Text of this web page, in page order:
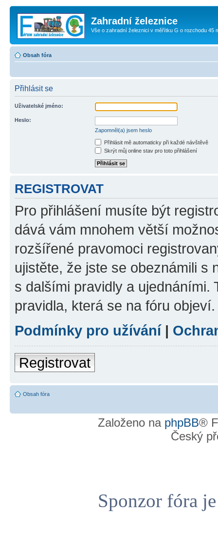
Zahradní železnice
Vše o zahradní železnici v měřítku G o rozchodu 45
Obsah fóra
Přihlásit se
Uživatelské jméno:
Heslo:
Zapomněl(a) jsem heslo
Přihlásit mě automaticky při každé návštěvě
Skrýt můj online stav pro toto přihlášení
REGISTROVAT
Pro přihlášení musíte být
dává vám mnohem větší
rozšířené pravomoci
ujistěte, že jste se obeznámili s
s dalšími pravidly a ujednáními.
pravidla, která se na fóru objeví.
Podmínky pro užívání |
Registrovat
Obsah fóra
Založeno na phpBB®
Český
Sponzor fóra